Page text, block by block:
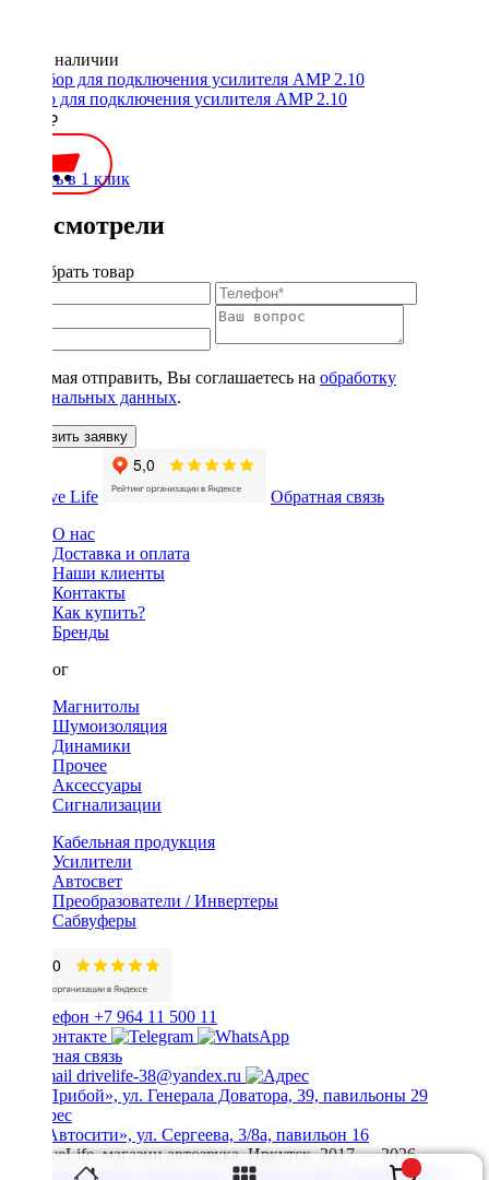
Нет в наличии
Набор для подключения усилителя AMP 2.10
2000 ₽
Купить в 1 клик
Вы смотрели
Подобрать товар
Нажимая отправить, Вы соглашаетесь на обработку
персональных данных.
Оставить заявку
Обратная связь
О нас
Доставка и оплата
Наши клиенты
Контакты
Как купить?
Бренды
Каталог
Магнитолы
Шумоизоляция
Динамики
Прочее
Аксессуары
Сигнализации
Кабельная продукция
Усилители
Автосвет
Преобразователи / Инвертеры
Сабвуферы
+7 964 11 500 11
Обратная связь
drivelife-38@yandex.ru
ТЦ «Прибой», ул. Генерала Доватора, 39, павильоны 29
ТЦ «Автосити», ул. Сергеева, 3/8а, павильон 16
© DriveLife, магазин автозвука, Иркутск. 2017 — 2026
Политика конфиденциальности Карта сайта Разработано в